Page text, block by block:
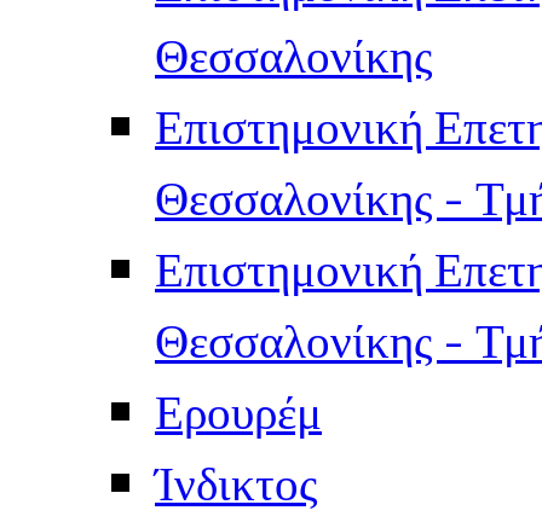
Θεσσαλονίκης
Επιστημονική
Θεσσαλονίκης -
Επιστημονική
Θεσσαλονίκης -
Ερουρέμ
Ίνδικτος